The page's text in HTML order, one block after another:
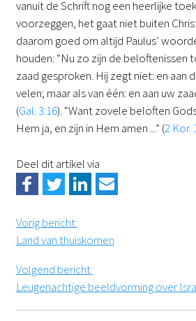
vanuit de Schrift nog een heerlijke
voorzeggen, het gaat niet buiten
daarom goed om altijd Paulus’
houden: “Nu zo zijn de beloftenissen
zaad gesproken. Hij zegt niet: en aan
velen; maar als van één: en aan uw
(Gal. 3:16). “Want zovele beloften
Hem ja, en zijn in Hem amen ...” (2 Kor.
Deel dit artikel via
Vorig bericht:
Land van thuiskomen
Volgend bericht:
Leugenachtige beeldvorming over